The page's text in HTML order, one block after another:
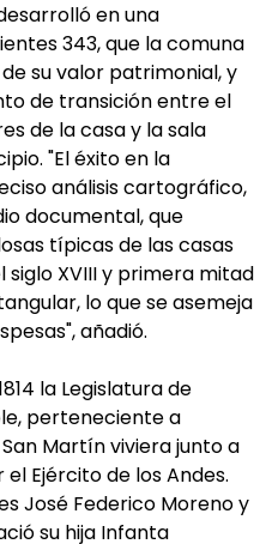
en una
343, que la comuna
su valor patrimonial, y
de transición entre el
de la casa y la sala
"El éxito en la
análisis cartográfico,
documental, que
típicas de las casas
XVIII y primera mitad
lo que se asemeja
añadió.
la Legislatura de
perteneciente a
Martín viviera junto a
Ejército de los Andes.
José Federico Moreno y
su hija Infanta